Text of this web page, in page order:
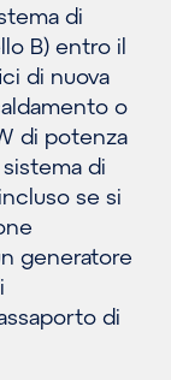
di
B) entro il
di nuova
o
di potenza
di
se si
generatore
di